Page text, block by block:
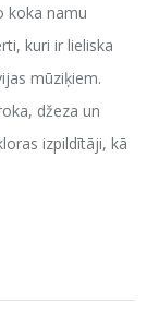
koka namu
kuri ir lieliska
mūziķiem.
džeza un
izpildītāji, kā